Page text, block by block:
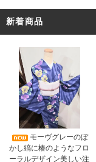
新着商品
モーヴグレーのぼ
かし縞に椿のようなフロ
ーラルデザイン美しい注